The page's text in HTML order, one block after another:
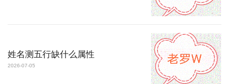
姓名测五行缺什么属性
2026-07-05